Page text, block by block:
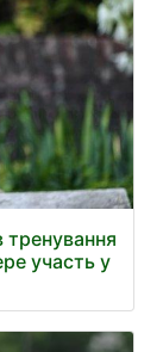
тренування
участь у